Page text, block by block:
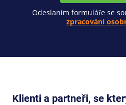
Odeslaním formuláře se
zpracování
Klienti a partneři, se